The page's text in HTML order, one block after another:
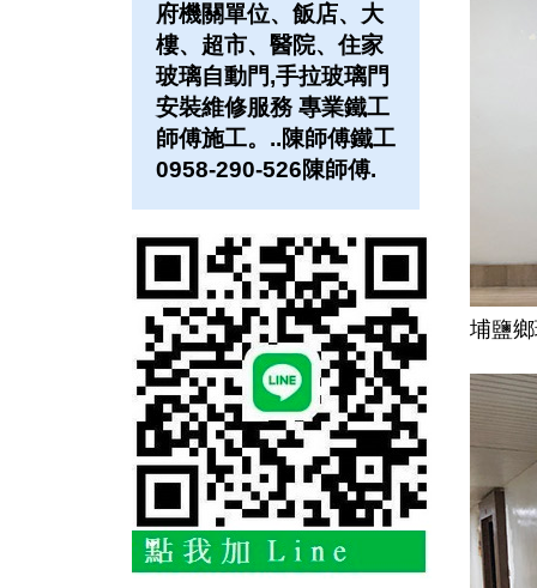
府機關單位、飯店、大
樓、超市、醫院、住家
玻璃自動門,手拉玻璃門
安裝維修服務 專業鐵工
師傅施工。..陳師傅鐵工
0958-290-526陳師傅.
埔鹽